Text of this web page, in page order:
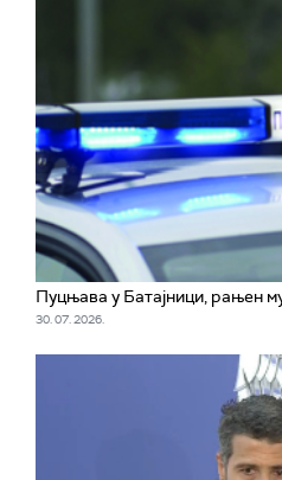
Пуцњава у Батајници, рањен
30. 07. 2026.